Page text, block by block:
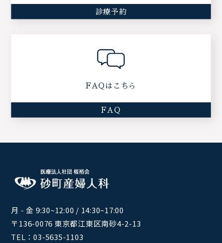
診療予約
FAQはこちら
FAQ
月 - 金 9:30~12:00 / 14:30~17:00
〒136-0076 東京都江東区南砂4-2-13
TEL：03-5635-1103